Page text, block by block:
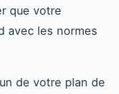
que votre
avec les normes
de votre plan de